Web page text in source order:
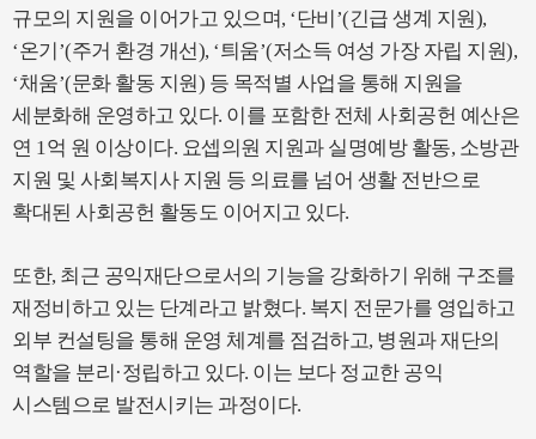
규모의 지원을 이어가고 있으며, ‘단비’(긴급 생계 지원),
‘온기’(주거 환경 개선), ‘틔움’(저소득 여성 가장 자립 지원),
‘채움’(문화 활동 지원) 등 목적별 사업을 통해 지원을
세분화해 운영하고 있다. 이를 포함한 전체 사회공헌 예산은
연 1억 원 이상이다. 요셉의원 지원과 실명예방 활동, 소방관
지원 및 사회복지사 지원 등 의료를 넘어 생활 전반으로
확대된 사회공헌 활동도 이어지고 있다.
또한, 최근 공익재단으로서의 기능을 강화하기 위해 구조를
재정비하고 있는 단계라고 밝혔다. 복지 전문가를 영입하고
외부 컨설팅을 통해 운영 체계를 점검하고, 병원과 재단의
역할을 분리·정립하고 있다. 이는 보다 정교한 공익
시스템으로 발전시키는 과정이다.